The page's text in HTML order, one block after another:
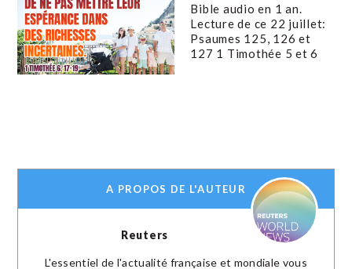
Bible audio en 1 an.
Lecture de ce 22 juillet:
Psaumes 125, 126 et
127 1 Timothée 5 et 6
A PROPOS DE L'AUTEUR
Reuters
L'essentiel de l'actualité française et mondiale vous